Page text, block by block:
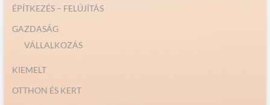
ÉPÍTKEZÉS – FELÚJÍTÁS
GAZDASÁG
VÁLLALKOZÁS
KIEMELT
OTTHON ÉS KERT